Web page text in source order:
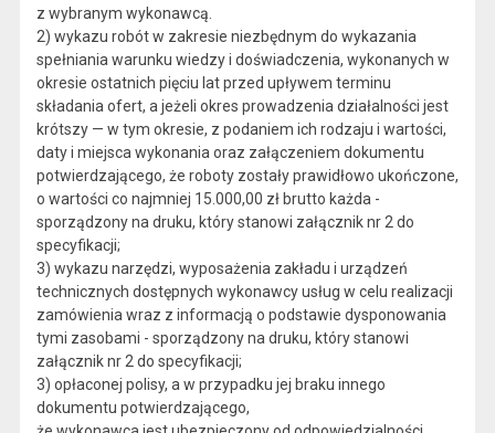
z wybranym wykonawcą.
2) wykazu robót w zakresie niezbędnym do wykazania
spełniania warunku wiedzy i doświadczenia, wykonanych w
okresie ostatnich pięciu lat przed upływem terminu
składania ofert, a jeżeli okres prowadzenia działalności jest
krótszy — w tym okresie, z podaniem ich rodzaju i wartości,
daty i miejsca wykonania oraz załączeniem dokumentu
potwierdzającego, że roboty zostały prawidłowo ukończone,
o wartości co najmniej 15.000,00 zł brutto każda -
sporządzony na druku, który stanowi załącznik nr 2 do
specyfikacji;
3) wykazu narzędzi, wyposażenia zakładu i urządzeń
technicznych dostępnych wykonawcy usług w celu realizacji
zamówienia wraz z informacją o podstawie dysponowania
tymi zasobami - sporządzony na druku, który stanowi
załącznik nr 2 do specyfikacji;
3) opłaconej polisy, a w przypadku jej braku innego
dokumentu potwierdzającego,